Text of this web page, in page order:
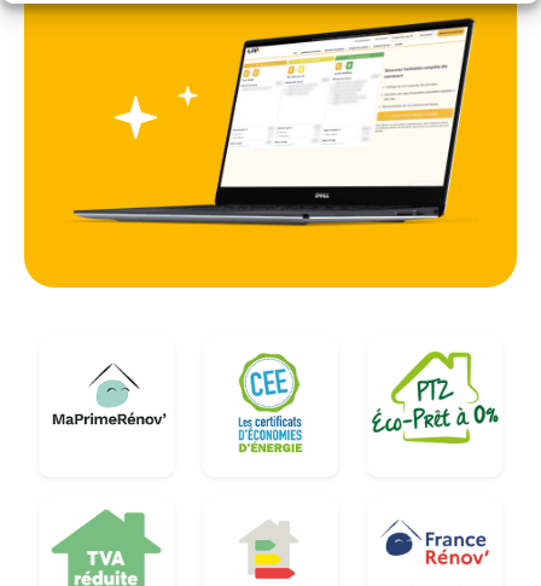
ainsi un confort optimal toute l'année, quelle que
soit l'exposition au soleil ou au vent.